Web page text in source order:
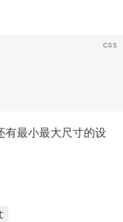
css
有最小最大尺寸的设